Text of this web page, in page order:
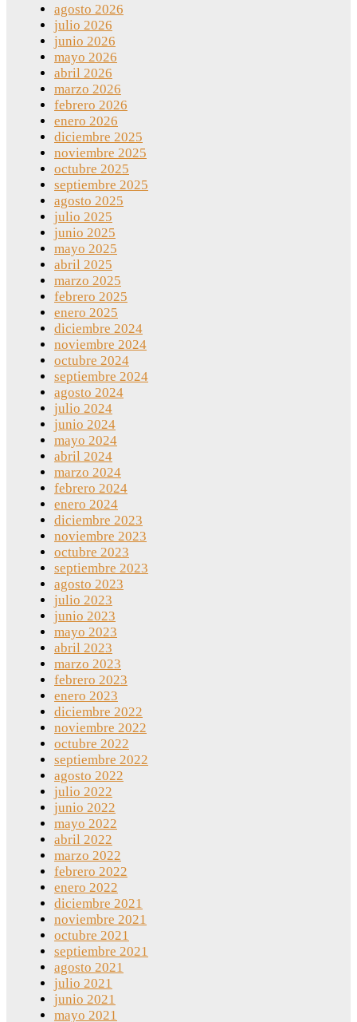
agosto 2026
julio 2026
junio 2026
mayo 2026
abril 2026
marzo 2026
febrero 2026
enero 2026
diciembre 2025
noviembre 2025
octubre 2025
septiembre 2025
agosto 2025
julio 2025
junio 2025
mayo 2025
abril 2025
marzo 2025
febrero 2025
enero 2025
diciembre 2024
noviembre 2024
octubre 2024
septiembre 2024
agosto 2024
julio 2024
junio 2024
mayo 2024
abril 2024
marzo 2024
febrero 2024
enero 2024
diciembre 2023
noviembre 2023
octubre 2023
septiembre 2023
agosto 2023
julio 2023
junio 2023
mayo 2023
abril 2023
marzo 2023
febrero 2023
enero 2023
diciembre 2022
noviembre 2022
octubre 2022
septiembre 2022
agosto 2022
julio 2022
junio 2022
mayo 2022
abril 2022
marzo 2022
febrero 2022
enero 2022
diciembre 2021
noviembre 2021
octubre 2021
septiembre 2021
agosto 2021
julio 2021
junio 2021
mayo 2021